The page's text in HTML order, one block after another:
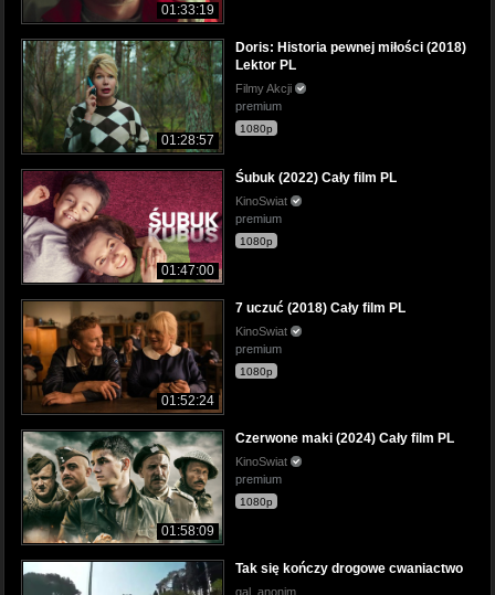
01:33:19
01:28:57
Doris: Historia pewnej miłości (2018)
Lektor PL
Filmy Akcji
premium
1080p
01:47:00
Śubuk (2022) Cały film PL
KinoSwiat
premium
1080p
01:52:24
7 uczuć (2018) Cały film PL
KinoSwiat
premium
1080p
01:58:09
Czerwone maki (2024) Cały film PL
KinoSwiat
premium
1080p
Tak się kończy drogowe cwaniactwo
gal_anonim